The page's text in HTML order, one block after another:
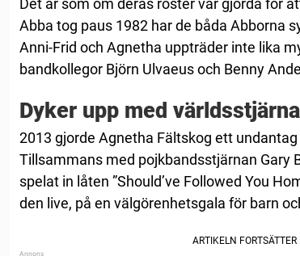
Det är som om deras röster var gjorda för
Abba tog paus 1982 har de båda Abborna
Anni-Frid och Agnetha uppträder inte lika
bandkollegor Björn Ulvaeus och Benny
Dyker upp med
2013 gjorde Agnetha Fältskog ett
Tillsammans med pojkbandsstjärnan Gary
spelat in låten ”Should’ve Followed You
den live, på en välgörenhetsgala för barn